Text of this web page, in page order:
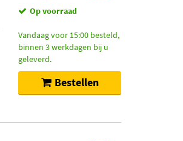
Op voorraad
Vandaag voor 15:00 besteld,
binnen 3 werkdagen bij u
geleverd.
Bestellen